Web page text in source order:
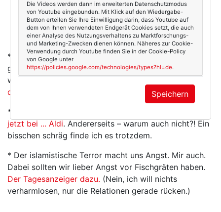
Ich habe es immer schon geahnt: Macarons sind
gesünder als Matcha. (Okay, darüber sollte man nicht
scherzen ... ;-))
* Aha: Shoppen ist also langweilig geworden. Was ich
grundsätzlich gut finde – weniger Konsum nämlich –,
wird für die Modeketten zum Problem.
darüber.
* Schon gehört?
jetzt bei ... Aldi. Andererseits – warum auch nicht?! Ein
bisschen schräg finde ich es trotzdem.
* Der islamistische Terror macht uns Angst. Mir auch.
Dabei sollten wir lieber Angst vor Fischgräten haben.
Der Tagesanzeiger dazu. (Nein, ich will nichts
verharmlosen, nur die Relationen gerade rücken.)
Die Videos werden dann im erweiterten Datenschutzmodus
von Youtube eingebunden. Mit Klick auf den Wiedergabe-
Button erteilen Sie Ihre Einwilligung darin, dass Youtube auf
dem von Ihnen verwendeten Endgerät Cookies setzt, die auch
einer Analyse des Nutzungsverhaltens zu Marktforschungs-
und Marketing-Zwecken dienen können. Näheres zur Cookie-
Verwendung durch Youtube finden Sie in der Cookie-Policy
von Google unter
https://policies.google.com/technologies/types?hl=de.
Speichern